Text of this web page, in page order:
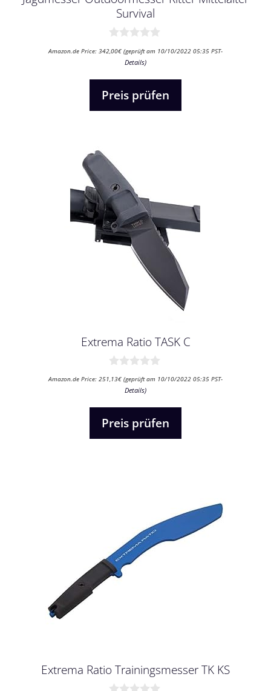
Survival
v
Amazon.de Price: 342,00€ (geprüft am 10/10/2022 05:35 PST-
Details)
Preis prüfen
Extrema Ratio TASK C
v
Amazon.de Price: 251,13€ (geprüft am 10/10/2022 05:35 PST-
Details)
Preis prüfen
Extrema Ratio Trainingsmesser TK KS